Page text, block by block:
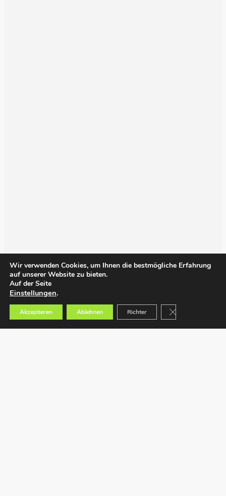
Wir verwenden Cookies, um Ihnen die bestmögliche Erfahrung
auf unserer Website zu bieten.
Auf der Seite
Einstellungen.
Akzeptieren Ablehnen Richter GDPR Cookie-